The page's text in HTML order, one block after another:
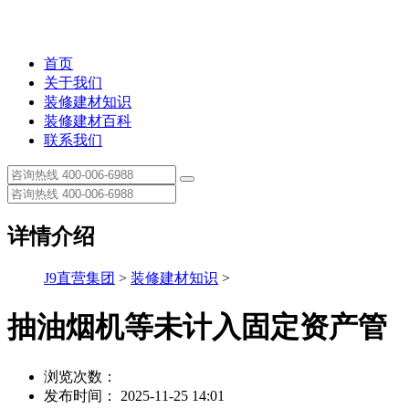
首页
关于我们
装修建材知识
装修建材百科
联系我们
详情介绍
J9直营集团 > 装修建材知识 >
抽油烟机等未计入固定资产管
浏览次数：
发布时间： 2025-11-25 14:01